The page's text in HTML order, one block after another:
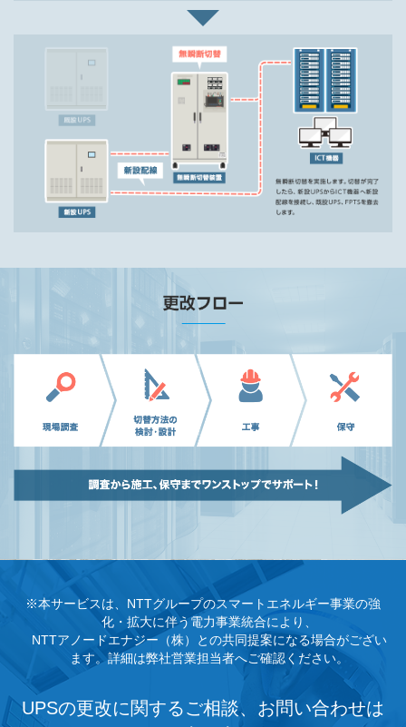
※本サービスは、NTTグループのスマートエネルギー事業の強
化・拡大に伴う電力事業統合により、
NTTアノードエナジー（株）との共同提案になる場合がござい
ます。詳細は弊社営業担当者へご確認ください。
UPSの更改に関するご相談、お問い合わせは